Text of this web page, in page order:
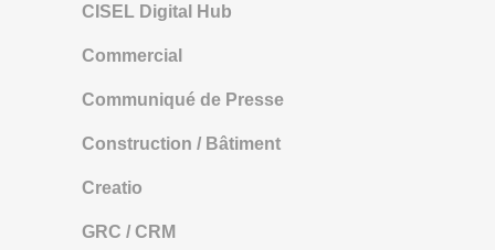
CISEL Digital Hub
Commercial
Communiqué de Presse
Construction / Bâtiment
Creatio
GRC / CRM